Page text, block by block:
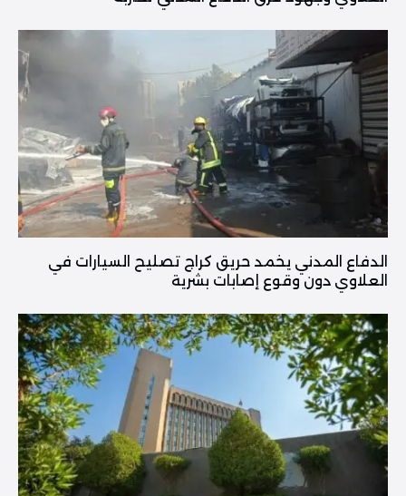
الدفاع المدني يخمد حريق كراج تصليح السيارات في
العلاوي دون وقوع إصابات بشرية